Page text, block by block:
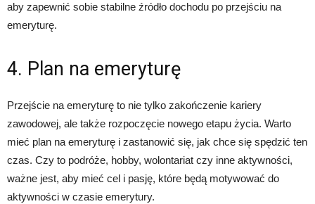
aby zapewnić sobie stabilne źródło dochodu po przejściu na
emeryturę.
4. Plan na emeryturę
Przejście na emeryturę to nie tylko zakończenie kariery
zawodowej, ale także rozpoczęcie nowego etapu życia. Warto
mieć plan na emeryturę i zastanowić się, jak chce się spędzić ten
czas. Czy to podróże, hobby, wolontariat czy inne aktywności,
ważne jest, aby mieć cel i pasję, które będą motywować do
aktywności w czasie emerytury.